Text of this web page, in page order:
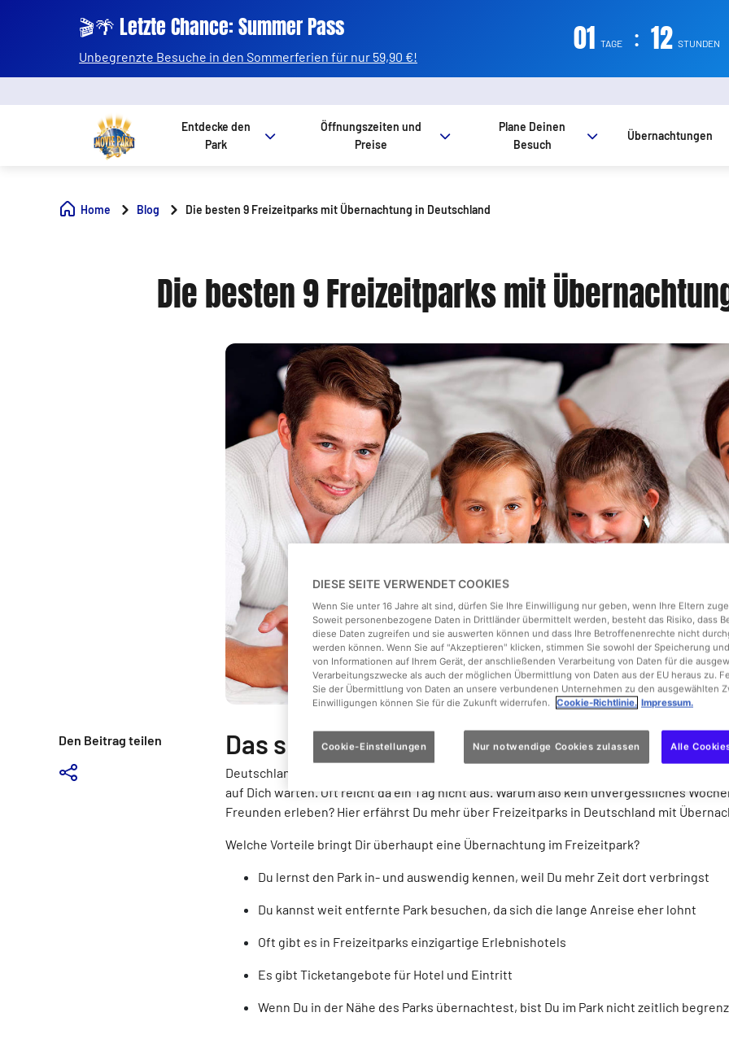
🎬🌴 Letzte Chance: Summer Pass
Unbegrenzte Besuche in den Sommerferien für nur 59,90 €! 01 TAGE : 12 STUNDEN
Entdecke den
Park
Öffnungszeiten und
Preise
Plane Deinen
Besuch
Übernachtungen
Home Blog Die besten 9 Freizeitparks mit Übernachtung in Deutschland
Die besten 9 Freizeitparks mit
Den Beitrag teilen Das spricht für eine Übernachtung in einem
Deutschlandweit gibt es unzählige Freizeitparks, die jedes Jahr mit neuen Attraktionen,
auf Dich warten. Oft reicht da ein Tag nicht aus. Warum also kein unvergessliches
Freunden erleben? Hier erfährst Du mehr über Freizeitparks in Deutschland mit
Welche Vorteile bringt Dir überhaupt eine Übernachtung im Freizeitpark?
Du lernst den Park in- und auswendig kennen, weil Du mehr Zeit dort verbringst
Du kannst weit entfernte Park besuchen, da sich die lange Anreise eher lohnt
Oft gibt es in Freizeitparks einzigartige Erlebnishotels
Es gibt Ticketangebote für Hotel und Eintritt
Wenn Du in der Nähe des Parks übernachtest, bist Du im Park nicht zeitlich
DIESE SEITE VERWENDET COOKIES
Wenn Sie unter 16 Jahre alt sind, dürfen Sie Ihre Einwilligung nur geben, wenn Ihre Eltern
Soweit personenbezogene Daten in Drittländer übermittelt werden, besteht das Risiko, dass
diese Daten zugreifen und sie auswerten können und dass Ihre Betroffenenrechte nicht
werden können. Wenn Sie auf "Akzeptieren" klicken, stimmen Sie sowohl der Speicherung
von Informationen auf Ihrem Gerät, der anschließenden Verarbeitung von Daten für die
Verarbeitungszwecke als auch der möglichen Übermittlung von Daten aus der EU heraus zu.
Sie der Übermittlung von Daten an unsere verbundenen Unternehmen zu den ausgewählten
Einwilligungen können Sie für die Zukunft widerrufen.
Cookie-Richtlinie. Impressum.
Cookie-Einstellungen Nur notwendige Cookies zulassen Alle